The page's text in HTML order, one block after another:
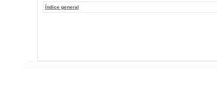
Índice general